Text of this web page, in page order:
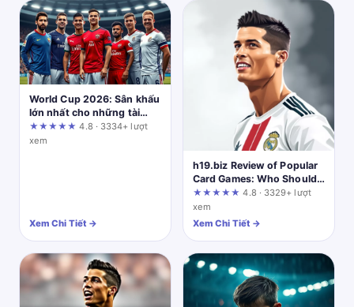
World Cup 2026: Sân khấu
lớn nhất cho những tài
năng trẻ "đổi đời"
★★★★★4.8 · 3334+ lượt
xem
Xem Chi Tiết →
h19.biz Review of Popular
Card Games: Who Should
and Shouldn't Use This
Platform?
★★★★★4.8 · 3329+ lượt
xem
Xem Chi Tiết →